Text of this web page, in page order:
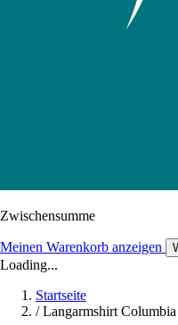
Zwischensumme
Meinen Warenkorb anzeigen
Loading...
Startseite
/ Langarmshirt